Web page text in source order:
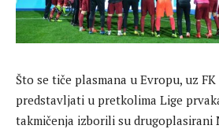
Što se tiče plasmana u Evropu, uz
predstavljati u pretkolima Lige
takmičenja izborili su drugoplasirani